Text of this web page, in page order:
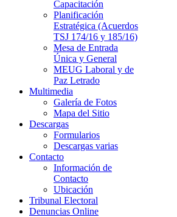
Capacitación
Planificación
Estratégica (Acuerdos
TSJ 174/16 y 185/16)
Mesa de Entrada
Única y General
MEUG Laboral y de
Paz Letrado
Multimedia
Galería de Fotos
Mapa del Sitio
Descargas
Formularios
Descargas varias
Contacto
Información de
Contacto
Ubicación
Tribunal Electoral
Denuncias Online